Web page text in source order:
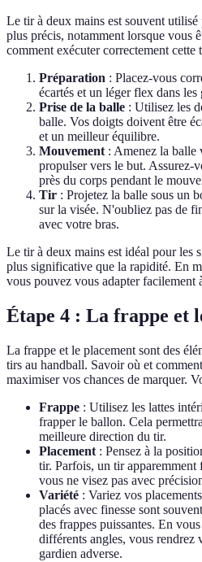
Le tir à deux mains est souvent utilisé
plus précis, notamment lorsque vous
comment exécuter correctement cette
Préparation : Placez-vous
écartés et un léger flex dans les
Prise de la balle : Utilisez les
balle. Vos doigts doivent être
et un meilleur équilibre.
Mouvement: Amenez la balle
propulser vers le but. Assurez-
près du corps pendant le
Tir : Projetez la balle sous un
sur la visée. N'oubliez pas de
avec votre bras.
Le tir à deux mains est idéal pour les
plus significative que la rapidité. En
vous pouvez vous adapter facilement
Étape 4 : La frappe et
La frappe et le placement sont des
tirs au handball. Savoir où et
maximiser vos chances de marquer.
Frappe : Utilisez les lattes
frapper le ballon. Cela
meilleure direction du tir.
Placement : Pensez à la
tir. Parfois, un tir apparemment
vous ne visez pas avec
Variété : Variez vos
placés avec finesse sont
des frappes puissantes. En
différents angles, vous
gardien adverse.